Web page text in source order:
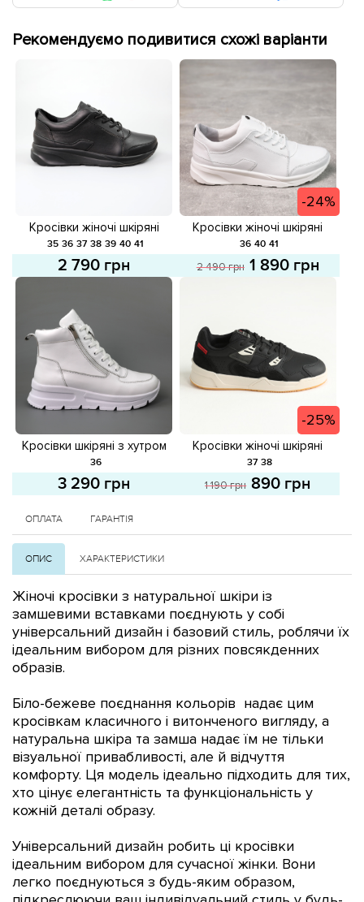
Рекомендуємо подивитися схожі варіанти
Кросівки жіночі шкіряні
581671 Чорні
35 36 37 38 39 40 41
2 790 грн
-24%
Кросівки жіночі шкіряні
582138 Білі розпродаж
36 40 41
2 490 грн 1 890 грн
Кросівки шкіряні з хутром
587647 Білі
36
3 290 грн
-25%
Кросівки жіночі шкіряні
587866 Чорні розпродаж
37 38
1 190 грн 890 грн
ОПЛАТА ГАРАНТІЯ
ОПИС ХАРАКТЕРИСТИКИ
Жіночі кросівки з натуральної шкіри із
замшевими вставками поєднують у собі
універсальний дизайн і базовий стиль, роблячи їх
ідеальним вибором для різних повсякденних
образів.
Біло-бежеве поєднання кольорів надає цим
кросівкам класичного і витонченого вигляду, а
натуральна шкіра та замша надає їм не тільки
візуальної привабливості, але й відчуття
комфорту. Ця модель ідеально підходить для тих,
хто цінує елегантність та функціональність у
кожній деталі образу.
Універсальний дизайн робить ці кросівки
ідеальним вибором для сучасної жінки. Вони
легко поєднуються з будь-яким образом,